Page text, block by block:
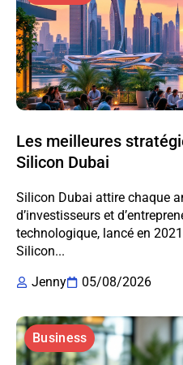
Les meilleures
Silicon Dubai
Silicon Dubai attire chaque
d’investisseurs et
technologique, lancé en
Silicon...
Jenny
05/08/2026
Business